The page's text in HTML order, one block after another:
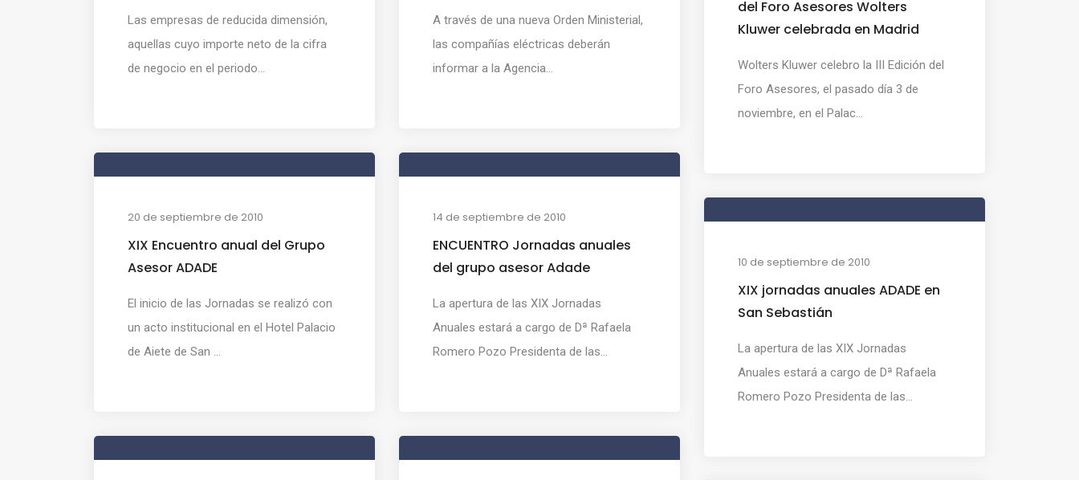
Las empresas de reducida dimensión,
aquellas cuyo importe neto de la cifra
de negocio en el periodo...
A través de una nueva Orden Ministerial,
las compañías eléctricas deberán
informar a la Agencia...
del Foro Asesores Wolters
Kluwer celebrada en Madrid
Wolters Kluwer celebro la III Edición del
Foro Asesores, el pasado día 3 de
noviembre, en el Palac...
20 de septiembre de 2010
XIX Encuentro anual del Grupo
Asesor ADADE
El inicio de las Jornadas se realizó con
un acto institucional en el Hotel Palacio
de Aiete de San ...
14 de septiembre de 2010
ENCUENTRO Jornadas anuales
del grupo asesor Adade
La apertura de las XIX Jornadas
Anuales estará a cargo de Dª Rafaela
Romero Pozo Presidenta de las...
10 de septiembre de 2010
XIX jornadas anuales ADADE en
San Sebastián
La apertura de las XIX Jornadas
Anuales estará a cargo de Dª Rafaela
Romero Pozo Presidenta de las...